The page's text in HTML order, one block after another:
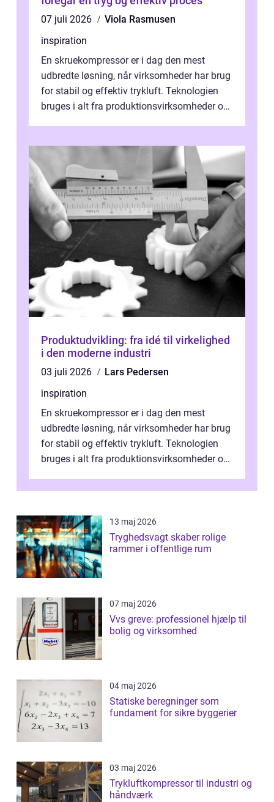
07 juli 2026
Viola Rasmusen
inspiration
En skruekompressor er i dag den mest
udbredte løsning, når virksomheder har brug
for stabil og effektiv trykluft. Teknologien
bruges i alt fra produktionsvirksomheder og
Produktudvikling: fra idé til virkelighed
i den moderne industri
03 juli 2026
Lars Pedersen
inspiration
En skruekompressor er i dag den mest
udbredte løsning, når virksomheder har brug
for stabil og effektiv trykluft. Teknologien
bruges i alt fra produktionsvirksomheder og
13 maj 2026
Tryghedsvagt skaber rolige
rammer i offentlige rum
07 maj 2026
Vvs greve: professionel hjælp til
bolig og virksomhed
04 maj 2026
Statiske beregninger som
fundament for sikre byggerier
03 maj 2026
Trykluftkompressor til industri og
håndværk